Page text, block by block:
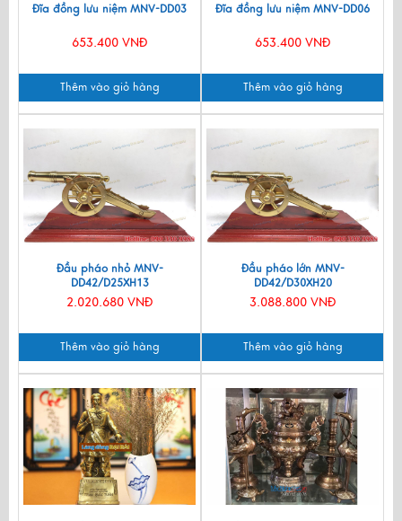
Đĩa đồng lưu niệm MNV-DD03
653.400 VNĐ
Thêm vào giỏ hàng
Đĩa đồng lưu niệm MNV-DD06
653.400 VNĐ
Thêm vào giỏ hàng
Đầu pháo nhỏ MNV-
DD42/D25XH13
2.020.680 VNĐ
Thêm vào giỏ hàng
Đầu pháo lớn MNV-
DD42/D30XH20
3.088.800 VNĐ
Thêm vào giỏ hàng